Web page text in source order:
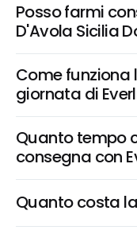
Posso farmi
D'Avola Sicilia
Come funziona
giornata di
Quanto tempo
consegna con
Quanto costa